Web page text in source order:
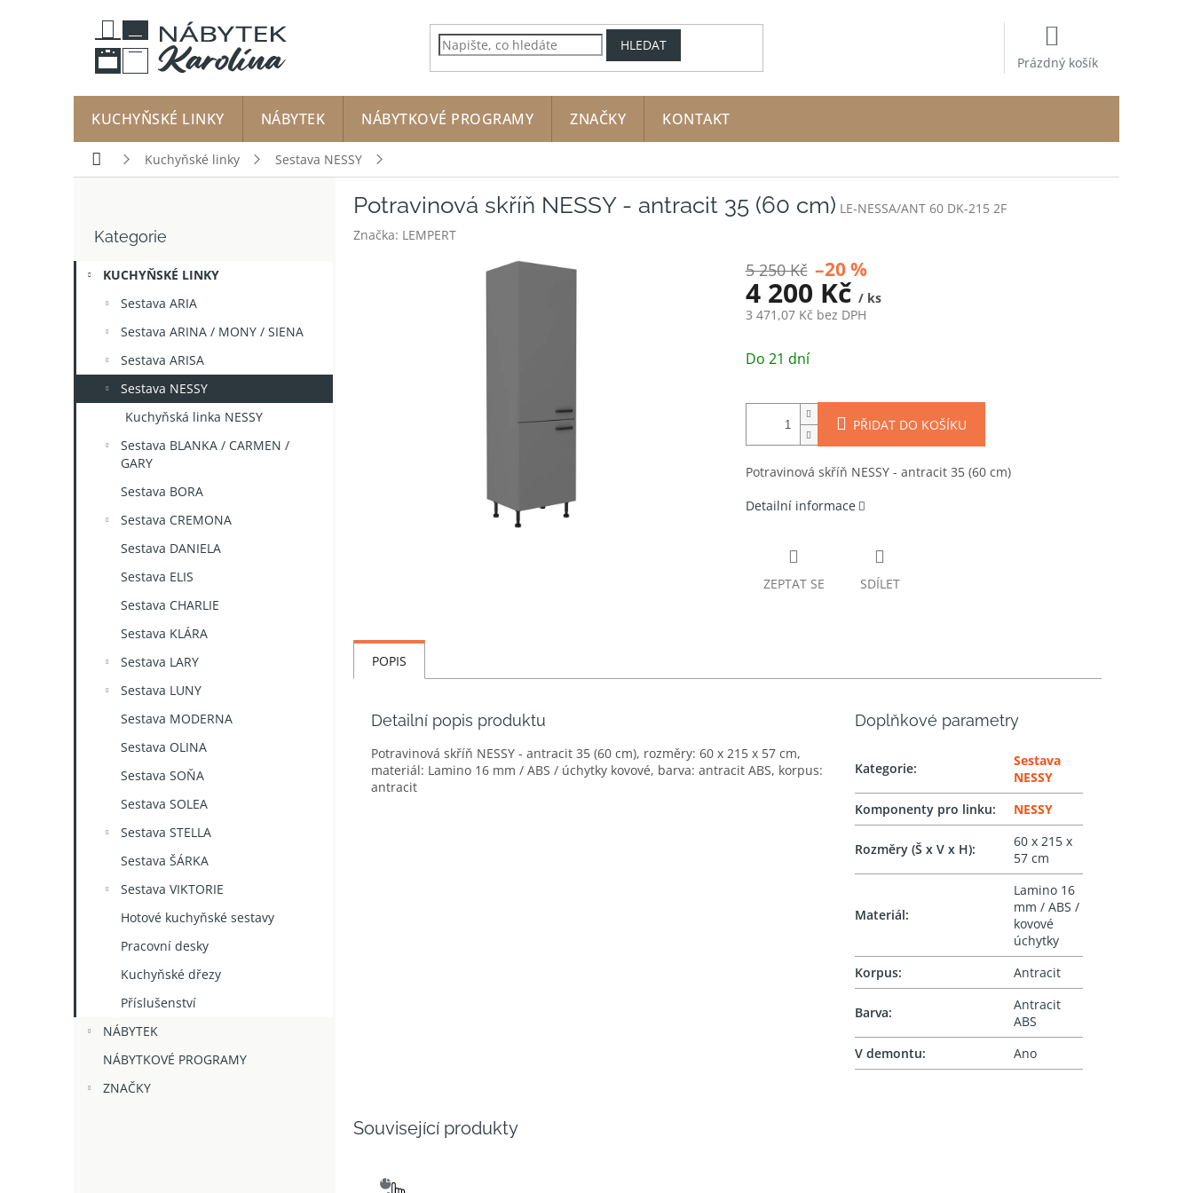
HLEDAT
KOŠÍK
Prázdný košík
KUCHYŇSKÉ LINKY NÁBYTEK NÁBYTKOVÉ PROGRAMY ZNAČKY KONTAKT
Domů Kuchyňské linky Sestava NESSY
r
a
n
kategorie
Kategorie
KUCHYŇSKÉ LINKY
Sestava ARIA
Sestava ARINA / MONY / SIENA
Sestava ARISA
Sestava NESSY
Kuchyňská linka NESSY
Sestava BLANKA / CARMEN /
GARY
Sestava BORA
Sestava CREMONA
Sestava DANIELA
Sestava ELIS
Sestava CHARLIE
Sestava KLÁRA
Sestava LARY
Sestava LUNY
Sestava MODERNA
Sestava OLINA
Sestava SOŇA
Sestava SOLEA
Sestava STELLA
Sestava ŠÁRKA
Sestava VIKTORIE
Hotové kuchyňské sestavy
Pracovní desky
Kuchyňské dřezy
Příslušenství
NÁBYTEK
NÁBYTKOVÉ PROGRAMY
ZNAČKY
Potravinová skříň NESSY - antracit 35 (60 cm) LE-NESSA/ANT 60 DK-215 2F
Značka: LEMPERT
5 250 Kč –20 %
4 200 Kč / ks
3 471,07 Kč bez DPH
cena:
Do 21 dní
PŘIDAT DO KOŠÍKU
Potravinová skříň NESSY - antracit 35 (60 cm)
Detailní informace
ZEPTAT SE SDÍLET
Související produkty
VÝBĚR
POPIS
Detailní popis produktu
Potravinová skříň NESSY - antracit 35 (60 cm), rozměry: 60 x 215 x 57 cm,
materiál: Lamino 16 mm / ABS / úchytky kovové, barva: antracit ABS, korpus:
antracit
Doplňkové parametry
Kategorie:
Sestava
NESSY
Komponenty pro linku: NESSY
Rozměry (Š x V x H):
60 x 215 x
57 cm
Materiál:
Lamino 16
mm / ABS /
kovové
úchytky
Korpus: Antracit
Barva:
Antracit
ABS
V demontu: Ano